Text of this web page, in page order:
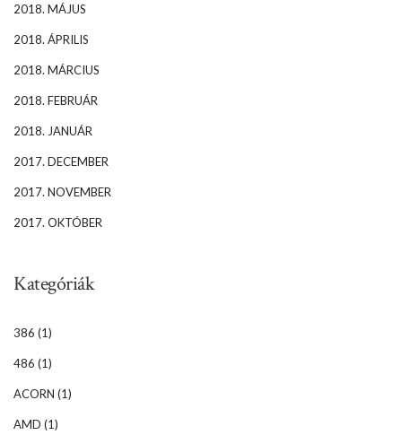
2018. MÁJUS
2018. ÁPRILIS
2018. MÁRCIUS
2018. FEBRUÁR
2018. JANUÁR
2017. DECEMBER
2017. NOVEMBER
2017. OKTÓBER
Kategóriák
386 (1)
486 (1)
ACORN (1)
AMD (1)